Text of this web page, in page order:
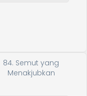
84. Semut yang
Menakjubkan